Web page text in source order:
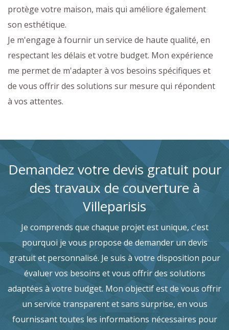
protège votre maison, mais qui améliore également
son esthétique.
Je m'engage à fournir un service de haute qualité, en
respectant les délais et votre budget. Mon expérience
me permet de m'adapter à vos besoins spécifiques et
de vous offrir des solutions sur mesure qui répondent
à vos attentes.
Demandez votre devis gratuit pour
des travaux de couverture à
Villeparisis
Je comprends que chaque projet est unique, c'est
pourquoi je vous propose de demander un devis
gratuit et personnalisé. Je suis à votre disposition pour
évaluer vos besoins et vous offrir des solutions
adaptées à votre budget. Mon objectif est de vous offrir
un service transparent et sans surprise, en vous
fournissant toutes les informations nécessaires pour